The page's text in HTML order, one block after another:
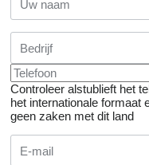
Controleer alstublieft het
het internationale formaat
geen zaken met dit land